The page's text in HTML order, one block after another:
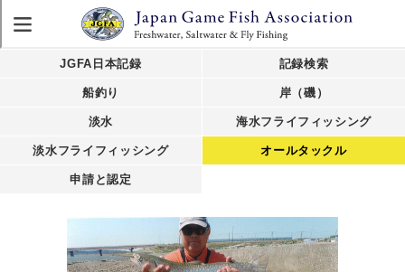
JGFA日本記録 記録検索
船釣り 岸（磯）
淡水 海水フライフィッシング
淡水フライフィッシング オールタックル
申請と認定